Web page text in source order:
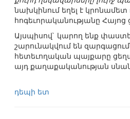
նախկինում եղել է կրոնամետ
հոգեւորականությանը
Այսպիսով` կարող ենք
շարունակվում են
հետեւողական պայքարը
այդ քաղաքականության
դեպի ետ